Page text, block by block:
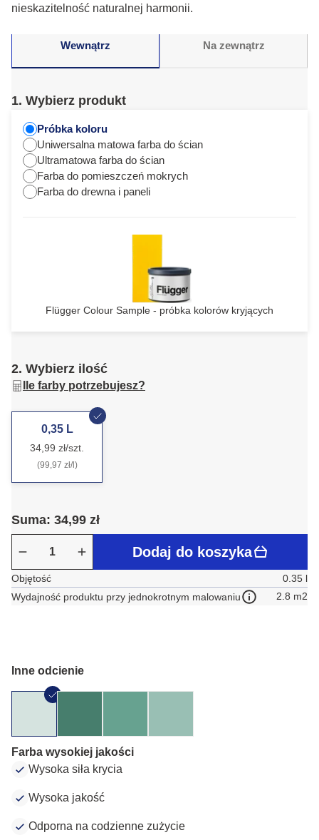
nieskazitelność naturalnej harmonii.
Wewnątrz Na zewnątrz
1. Wybierz produkt
Próbka koloru
Uniwersalna matowa farba do ścian
Ultramatowa farba do ścian
Farba do pomieszczeń mokrych
Farba do drewna i paneli
Flügger Colour Sample - próbka kolorów kryjących
2. Wybierz ilość
Ile farby potrzebujesz?
0,35 L
34,99 zł/szt.
(99,97 zł/l)
Suma: 34,99 zł
Dodaj do koszyka
Objętość
0.35 l
Wydajność produktu przy jednokrotnym malowaniu
2.8 m2
Inne odcienie
Farba wysokiej jakości
Wysoka siła krycia
Wysoka jakość
Odporna na codzienne zużycie